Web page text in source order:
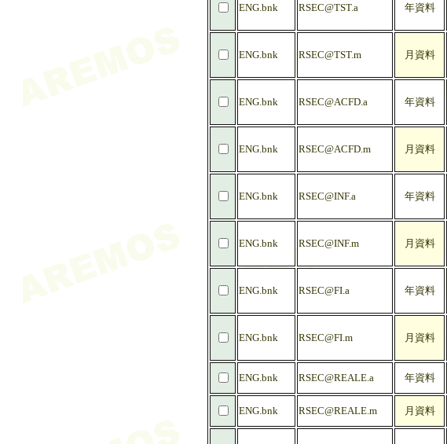
ENG.bnk RSEC@TST.a 年資料
ENG.bnk RSEC@TST.m 月資料
ENG.bnk RSEC@ACFD.a 年資料
ENG.bnk RSEC@ACFD.m 月資料
ENG.bnk RSEC@INF.a 年資料
ENG.bnk RSEC@INF.m 月資料
ENG.bnk RSEC@FI.a 年資料
ENG.bnk RSEC@FI.m 月資料
ENG.bnk RSEC@REALE.a 年資料
ENG.bnk RSEC@REALE.m 月資料